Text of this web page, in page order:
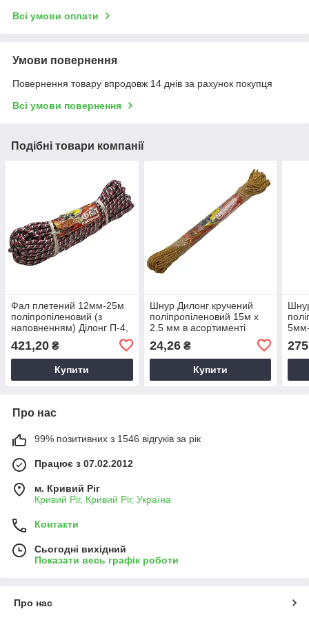
Всі умови оплати
Умови повернення
Повернення товару впродовж 14 днів за рахунок покупця
Всі умови повернення
Подібні товари компанії
Фал плетений 12мм-25м
поліпропіленовий (з
наповненням) Ділонг П-4,
Поліамідний фал, Шнур
будівельний в асортименті
421,20 ₴
Купити
Шнур Дилонг кручений
поліпропіленовий 15м х
2.5 мм в асортименті
24,26₴
Купити
Про нас
99% позитивних з 1546 відгуків за рік
Працює з 07.02.2012
м. Кривий Ріг
Кривий Ріг, Кривий Ріг, Україна
Контакти
Сьогодні вихідний
Показати весь графік роботи
Про нас